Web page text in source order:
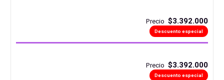
Precio $3.392.000
Descuento especial
Precio $3.392.000
Descuento especial